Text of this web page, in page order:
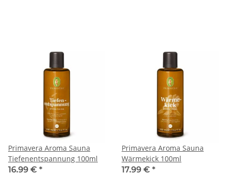
Primavera Aroma Sauna
Tiefenentspannung 100ml
16.99 € *
Primavera Aroma Sauna
Wärmekick 100ml
17.99 € *